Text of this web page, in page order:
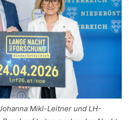
Mikl-Leitner und LH-